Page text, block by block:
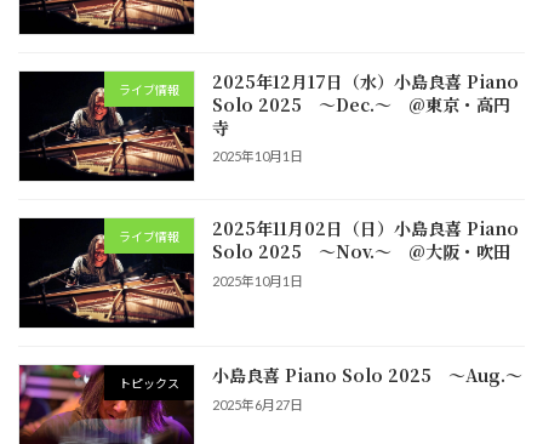
ライブ情報
2025年12月17日（水）小島良喜 Piano
Solo 2025 ～Dec.～ @東京・高円
寺
2025年10月1日
ライブ情報
2025年11月02日（日）小島良喜 Piano
Solo 2025 ～Nov.～ @大阪・吹田
2025年10月1日
トピックス 小島良喜 Piano Solo 2025 ～Aug.～
2025年6月27日